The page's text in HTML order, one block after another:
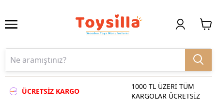
ÜCRETSİZ KARGO
1000 TL ÜZERİ TÜM
KARGOLAR ÜCRETSİZ